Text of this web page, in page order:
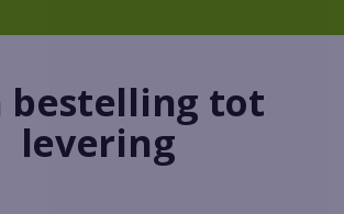
bestelling tot
levering